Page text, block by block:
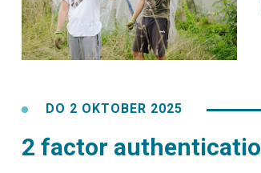
DO 2 OKTOBER 2025
2 factor